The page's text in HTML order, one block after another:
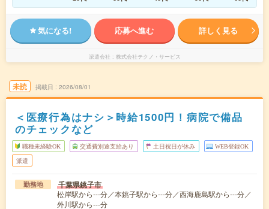
気になる! 応募へ進む 詳しく見る
派遣会社 株式会社テクノ・サービス
未読 掲載日 2026/08/01
＜医療行為はナシ＞時給1500円！病院で備品
のチェックなど
職種未経験OK 交通費別途支給あり 土日祝日が休み WEB登録OK
派遣
勤務地 千葉県銚子市
松岸駅から---分／本銚子駅から---分／西海鹿島駅から---分／
外川駅から---分